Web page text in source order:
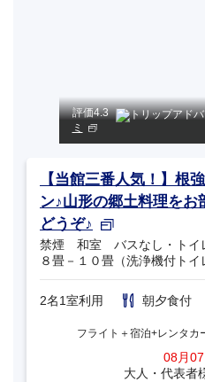
評価4.3
ミ
【当館三番人気！】根
ン♪山形の郷土料理を
どうぞ♪
禁煙 和室 バスなし・トイ
８畳－１０畳（洗浄機付トイ
2名1室利用 朝夕食付
フライト＋宿泊+レンタカ
08月
大人・代表者